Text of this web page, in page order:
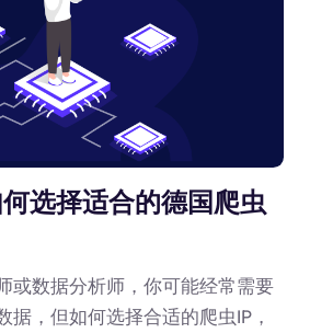
选择适合的德国爬虫
或数据分析师，你可能经常需要
据，但如何选择合适的爬虫IP，